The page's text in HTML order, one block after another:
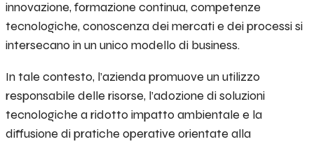
innovazione, formazione continua, competenze
tecnologiche, conoscenza dei mercati e dei processi si
intersecano in un unico modello di business.
In tale contesto, l’azienda promuove un utilizzo
responsabile delle risorse, l’adozione di soluzioni
tecnologiche a ridotto impatto ambientale e la
diffusione di pratiche operative orientate alla